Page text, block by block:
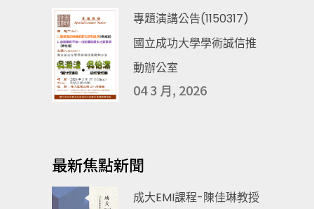
專題演講公告(1150317)
國立成功大學學術誠信推
動辦公室
04 3 月, 2026
最新焦點新聞
成大EMI課程-陳佳琳教授